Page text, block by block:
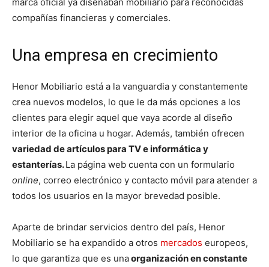
compañías financieras y comerciales.
Una empresa en crecimiento
Henor Mobiliario está a la vanguardia y constantemente
crea nuevos modelos, lo que le da más opciones a los
clientes para elegir aquel que vaya acorde al diseño
interior de la oficina u hogar. Además, también ofrecen
variedad de artículos para TV e informática y
estanterías.La página web cuenta con un formulario
online, correo electrónico y contacto móvil para atender a
todos los usuarios en la mayor brevedad posible.
Aparte de brindar servicios dentro del país, Henor
Mobiliario se ha expandido a otros mercados europeos,
lo que garantiza que es unaorganización en constante